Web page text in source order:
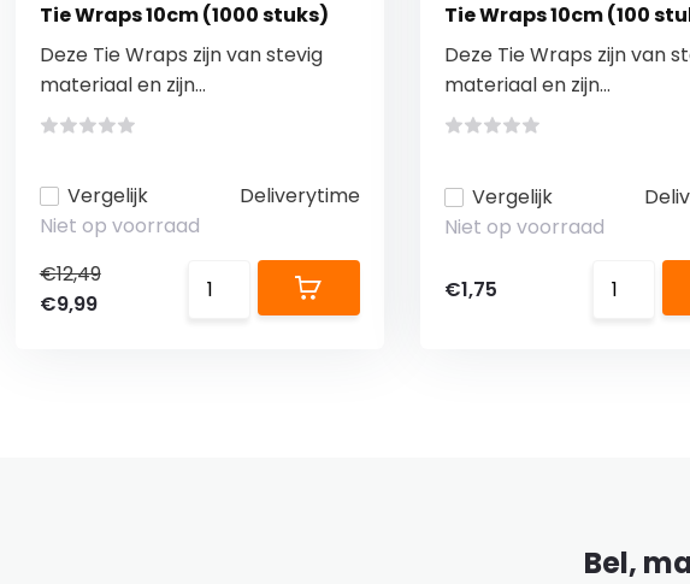
Tie Wraps 10cm (1000 stuks)
Deze Tie Wraps zijn van stevig
materiaal en zijn...
Vergelijk
Deliverytime
Niet op voorraad
€12,49
€9,99
Tie Wraps 10cm (100
Deze Tie Wraps zijn van
materiaal en zijn...
Vergelijk
Niet op voorraad
€1,75
Bel,